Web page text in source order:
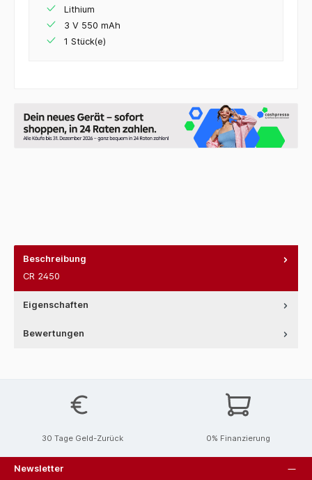
Lithium
3 V 550 mAh
1 Stück(e)
Beschreibung
CR 2450
Eigenschaften
Bewertungen
30 Tage Geld-Zurück 0% Finanzierung
Newsletter